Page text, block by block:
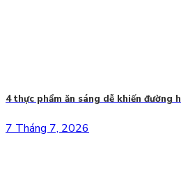
4 thực phẩm ăn sáng dễ khiến đường
7 Tháng 7, 2026